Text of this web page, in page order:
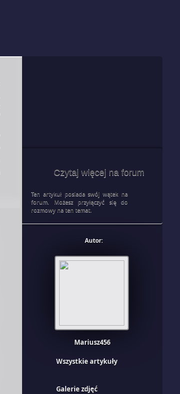
Czytaj więcej na forum
Ten artykuł posiada swój wątek na
forum. Możesz przyłączyć się do
rozmowy na ten temat.
Autor:
Mariusz456
Wszystkie artykuły
Galerie zdjęć